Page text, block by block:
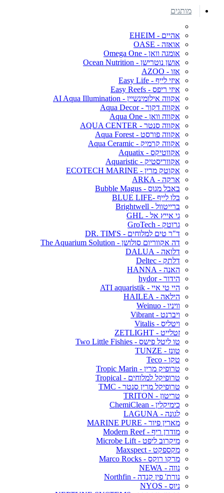
מותגים
אהיים - EHEIM
אואזה - OASE
אומגה וואן - Omega One
אושן נוטרישן - Ocean Nutrition
אזו - AZOO
איזי לייף - Easy Life
איזי ריפס - Easy Reefs
אקווה אילומינשיין - AI Aqua Illumination
אקווה דקור - Aqua Decor
אקווה וואן - Aqua One
אקווה סנטר - AQUA CENTER
אקווה פורסט - Aqua Forest
אקווה קרמיק - Aqua Ceramic
אקווטיקס - Aquatix
אקווריסטיק - Aquaristic
אקוטק מרין - ECOTECH MARINE
ארקה - ARKA
באבל מגוס - Bubble Magus
בלו לייף -BLUE LIFE
ברייטוול - Brightwell
גי אייץ אל - GHL
גרוטק - GroTech
ד"ר טים למלוחים - DR. TIM'S
דה אקווריום סולושן - The Aquarium Solution
דלואה - DALUA
דלתק - Deltec
האנה - HANNA
הידור - hydor
היי טי איי - ATI aquaristik
הילאה - HAILEA
וויניו - Weinuo
ויברנט - Vibrant
ויטליס - Vitalis
זטלייט - ZETLIGHT
טו ליטל פישס - Two Little Fishies
טונז - TUNZE
טקו - Teco
טרופיק מרין - Tropic Marin
טרופיקל למלוחים - Tropical
טרופיקל מרין סנטר - TMC
טריטון - TRITON
כימיקלין - ChemiClean
לגונה - LAGUNA
מארין פיור - MARINE PURE
מודרן ריף - Modern Reef
מיקרוב ליפט - Microbe Lift
מקספקט - Maxspect
מרקו רוקס - Marco Rocks
נווה - NEWA
נורת' פין קנדה - Northfin
ניוס - NYOS